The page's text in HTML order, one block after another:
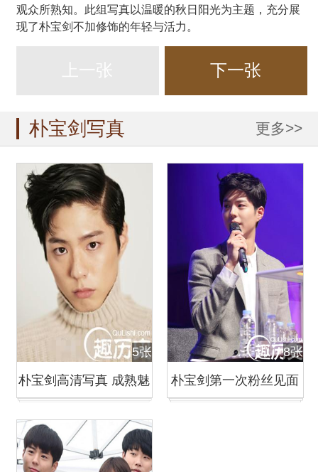
观众所熟知。此组写真以温暖的秋日阳光为主题，充分展
现了朴宝剑不加修饰的年轻与活力。
下一张
朴宝剑写真 更多>>
5张
朴宝剑高清写真 成熟魅
8张
朴宝剑第一次粉丝见面